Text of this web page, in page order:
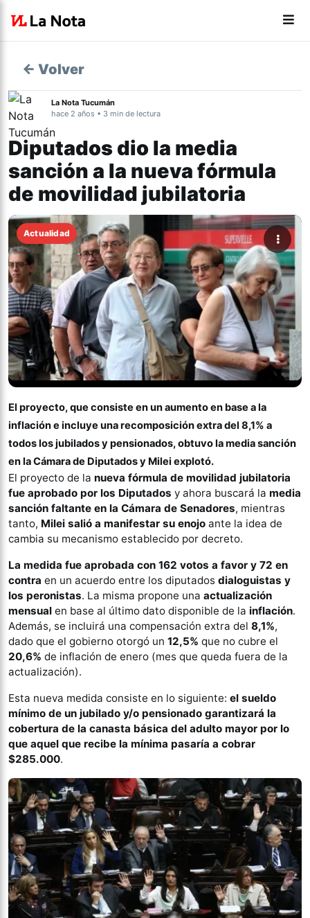
← Volver
La Nota Tucumán
hace 2 años • 3 min de lectura
Diputados dio la media
sanción a la nueva fórmula
de movilidad jubilatoria
Actualidad
El proyecto, que consiste en un aumento en base a la
inflación e incluye una recomposición extra del 8,1% a
todos los jubilados y pensionados, obtuvo la media sanción
en la Cámara de Diputados y Milei explotó.
El proyecto de la nueva fórmula de movilidad jubilatoria
fue aprobado por los Diputados y ahora buscará la media
sanción faltante en la Cámara de Senadores, mientras
tanto, Milei salió a manifestar su enojo ante la idea de
cambia su mecanismo establecido por decreto.
La medida fue aprobada con 162 votos a favor y 72 en
contra en un acuerdo entre los diputados dialoguistas y
los peronistas. La misma propone una actualización
mensual en base al último dato disponible de la inflación.
Además, se incluirá una compensación extra del 8,1%,
dado que el gobierno otorgó un 12,5% que no cubre el
20,6% de inflación de enero (mes que queda fuera de la
actualización).
Esta nueva medida consiste en lo siguiente: el sueldo
mínimo de un jubilado y/o pensionado garantizará la
cobertura de la canasta básica del adulto mayor por lo
que aquel que recibe la mínima pasaría a cobrar
$285.000.